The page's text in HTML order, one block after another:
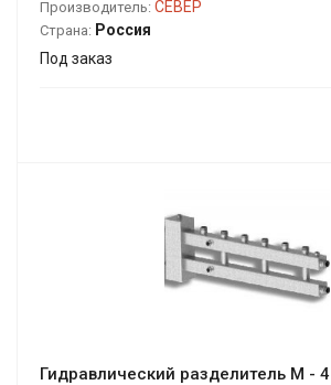
Производитель: СЕВЕР
Страна: Россия
Под заказ
Гидравлический разделитель М - 4